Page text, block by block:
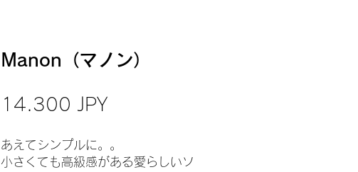
Manon（マノン）
14.300 JPYPrezzo
あえてシンプルに。。
小さくても高級感がある愛らしいソ